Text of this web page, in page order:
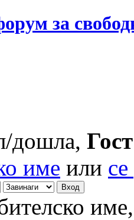
за
дошла, Гост
име или